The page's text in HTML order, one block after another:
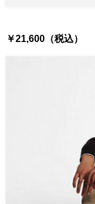
￥21,600（税込）